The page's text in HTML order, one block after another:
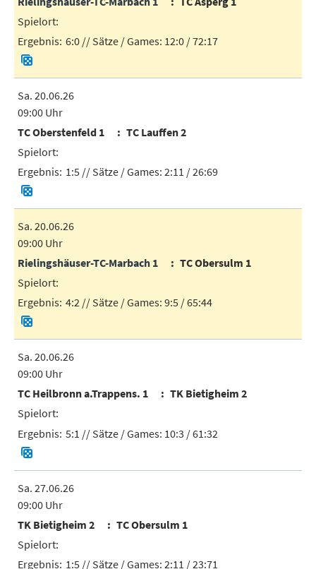
6:0 // Sätze / Games: 12:0 / 72:17
Sa. 20.06.26
09:00 Uhr
TC Oberstenfeld 1
TC Lauffen 2
1:5 // Sätze / Games: 2:11 / 26:69
Sa. 20.06.26
09:00 Uhr
Rielingshäuser-TC-Marbach 1
TC Obersulm 1
4:2 // Sätze / Games: 9:5 / 65:44
Sa. 20.06.26
09:00 Uhr
TC Heilbronn a.Trappens. 1
TK Bietigheim 2
5:1 // Sätze / Games: 10:3 / 61:32
Sa. 27.06.26
09:00 Uhr
TK Bietigheim 2
TC Obersulm 1
1:5 // Sätze / Games: 2:11 / 23:71